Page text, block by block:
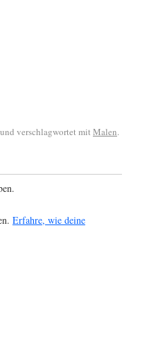
und verschlagwortet mit Malen.
Erfahre, wie deine